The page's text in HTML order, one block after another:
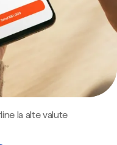
la alte valute